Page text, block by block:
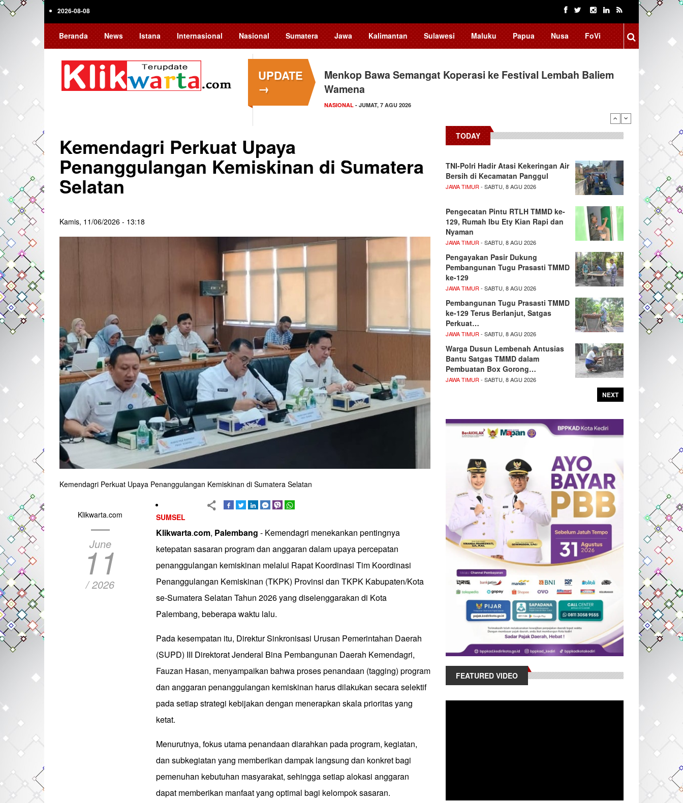
Skip
2026-08-08
Beranda News Istana Internasional Nasional Sumatera Jawa Kalimantan Sulawesi Maluku Papua Nusa FoVi
UPDATE
→
Menkop Bawa Semangat Koperasi ke Festival Lembah Baliem
Wamena
NASIONAL - JUMAT, 7 AGU 2026
Kemendagri Perkuat Upaya
Penanggulangan Kemiskinan di Sumatera
Selatan
Kamis, 11/06/2026 - 13:18
Kemendagri Perkuat Upaya Penanggulangan Kemiskinan di Sumatera Selatan
Klikwarta.com
June
11
/ 2026
SUMSEL
Klikwarta.com, Palembang - Kemendagri menekankan pentingnya
ketepatan sasaran program dan anggaran dalam upaya percepatan
penanggulangan kemiskinan melalui Rapat Koordinasi Tim Koordinasi
Penanggulangan Kemiskinan (TKPK) Provinsi dan TKPK Kabupaten/Kota
se-Sumatera Selatan Tahun 2026 yang diselenggarakan di Kota
Palembang, beberapa waktu lalu.
Pada kesempatan itu, Direktur Sinkronisasi Urusan Pemerintahan Daerah
(SUPD) III Direktorat Jenderal Bina Pembangunan Daerah Kemendagri,
Fauzan Hasan, menyampaikan bahwa proses penandaan (tagging) program
dan anggaran penanggulangan kemiskinan harus dilakukan secara selektif
pada setiap strategi kebijakan dengan menerapkan skala prioritas yang
ketat.
Menurutnya, fokus utama penandaan diarahkan pada program, kegiatan,
dan subkegiatan yang memberikan dampak langsung dan konkret bagi
pemenuhan kebutuhan masyarakat, sehingga setiap alokasi anggaran
dapat memberikan manfaat yang optimal bagi kelompok sasaran.
TODAY
TNI-Polri Hadir Atasi Kekeringan Air
Bersih di Kecamatan Panggul
JAWA TIMUR - SABTU, 8 AGU 2026
Pengecatan Pintu RTLH TMMD ke-
129, Rumah Ibu Ety Kian Rapi dan
Nyaman
JAWA TIMUR - SABTU, 8 AGU 2026
Pengayakan Pasir Dukung
Pembangunan Tugu Prasasti TMMD
ke-129
JAWA TIMUR - SABTU, 8 AGU 2026
Pembangunan Tugu Prasasti TMMD
ke-129 Terus Berlanjut, Satgas
Perkuat…
JAWA TIMUR - SABTU, 8 AGU 2026
Warga Dusun Lembenah Antusias
Bantu Satgas TMMD dalam
Pembuatan Box Gorong…
JAWA TIMUR - SABTU, 8 AGU 2026
NEXT
FEATURED VIDEO